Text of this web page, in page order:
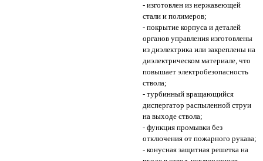
- изготовлен из нержавеющей
стали и полимеров;
- покрытие корпуса и деталей
органов управления изготовлены
из диэлектрика или закреплены на
диэлектрическом материале, что
повышает электробезопасность
ствола;
- турбинный вращающийся
диспергатор распыленной струи
на выходе ствола;
- функция промывки без
отключения от пожарного рукава;
- конусная защитная решетка на